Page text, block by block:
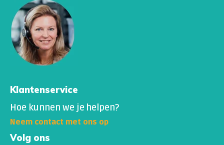
Klantenservice
Hoe kunnen we je helpen?
Neem contact met ons op
Volg ons